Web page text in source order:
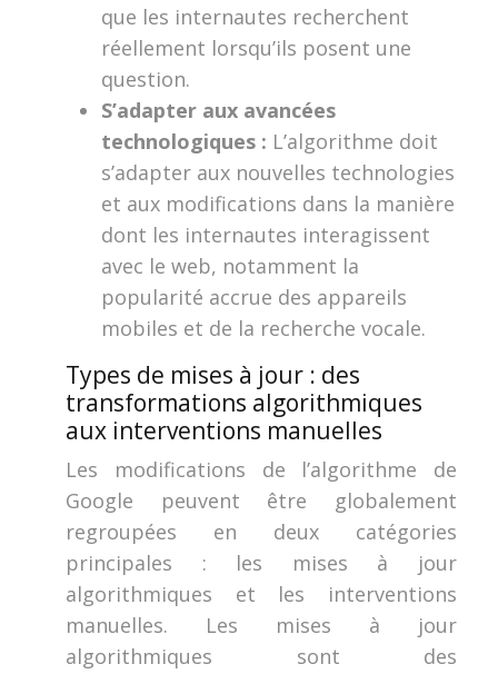
que les internautes recherchent
réellement lorsqu’ils posent une
question.
S’adapter aux avancées
technologiques : L’algorithme doit
s’adapter aux nouvelles technologies
et aux modifications dans la manière
dont les internautes interagissent
avec le web, notamment la
popularité accrue des appareils
mobiles et de la recherche vocale.
Types de mises à jour : des
transformations algorithmiques
aux interventions manuelles
Les modifications de l’algorithme de
Google peuvent être globalement
regroupées en deux catégories
principales : les mises à jour
algorithmiques et les interventions
manuelles. Les mises à jour
algorithmiques sont des